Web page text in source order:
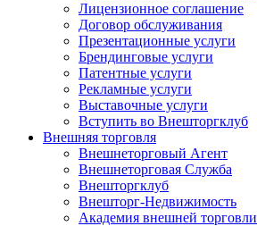
Лицензионное соглашение
Договор обслуживания
Презентационные услуги
Брендинговые услуги
Патентные услуги
Рекламные услуги
Выставочные услуги
Вступить во Внешторгклуб
Внешняя торговля
Внешнеторговый Агент
Внешнеторговая Служба
Внешторгклуб
Внешторг-Недвижимость
Академия внешней торговли